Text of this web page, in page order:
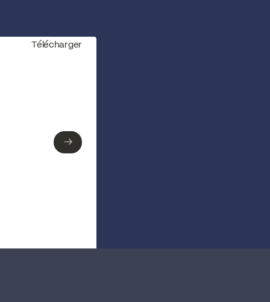
Télécharger
→